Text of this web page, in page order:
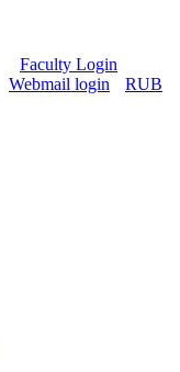
Faculty Login
Webmail login
RUB